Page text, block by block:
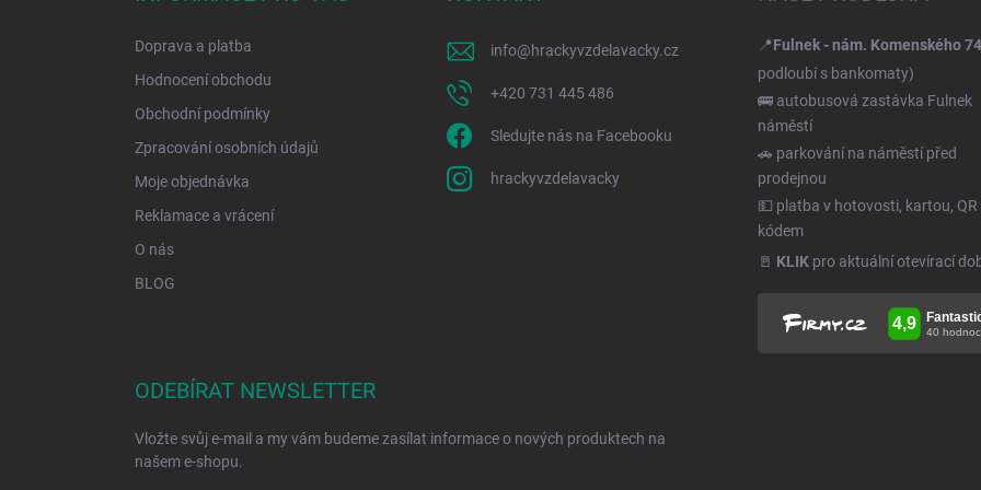
Doprava a platba
Hodnocení obchodu
Obchodní podmínky
Zpracování osobních údajů
Moje objednávka
Reklamace a vrácení
O nás
BLOG
info@hrackyvzdelavacky.cz
+420 731 445 486
Sledujte nás na Facebooku
hrackyvzdelavacky
📍Fulnek - nám. Komenského 74
podloubí s bankomaty)
🚌 autobusová zastávka Fulnek
náměstí
🚗 parkování na náměstí před
prodejnou
💵 platba v hotovosti, kartou, QR
kódem
🚪 KLIK pro aktuální otevírací
ODEBÍRAT NEWSLETTER
Vložte svůj e-mail a my vám budeme zasílat informace o nových produktech na
našem e-shopu.